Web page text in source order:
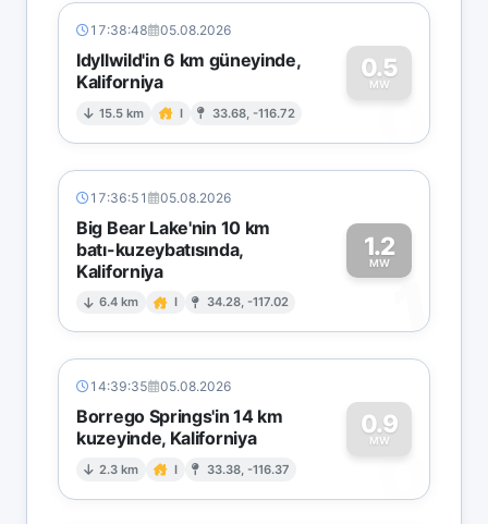
17:38:48 05.08.2026
Idyllwild'in 6 km güneyinde,
Kaliforniya
15.5 km I 33.68, -116.72
0.5
MW
0
17:36:51 05.08.2026
Big Bear Lake'nin 10 km
batı-kuzeybatısında,
Kaliforniya
6.4 km I 34.28, -117.02
1.2
MW
1
14:39:35 05.08.2026
Borrego Springs'in 14 km
kuzeyinde, Kaliforniya
2.3 km I 33.38, -116.37
0.9
MW
0